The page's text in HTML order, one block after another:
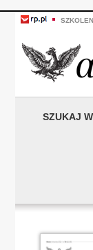
SZUKAJ